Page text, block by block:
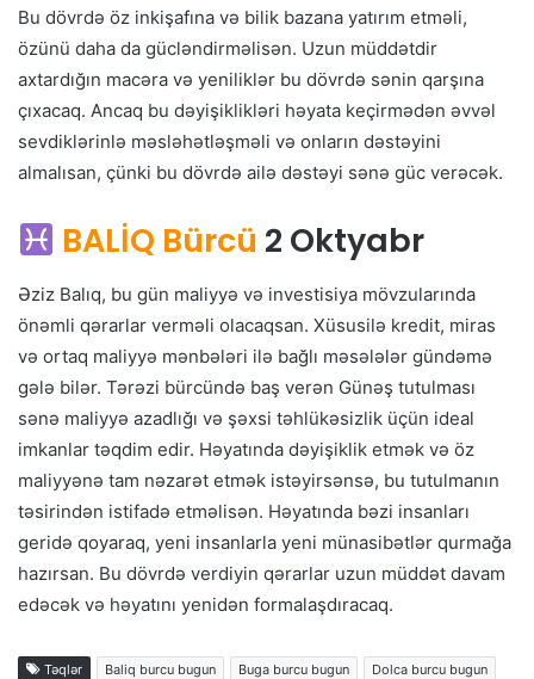
Bu dövrdə öz inkişafına və bilik bazana yatırım etməli,
özünü daha da gücləndirməlisən. Uzun müddətdir
axtardığın macəra və yeniliklər bu dövrdə sənin qarşına
çıxacaq. Ancaq bu dəyişiklikləri həyata keçirmədən əvvəl
sevdiklərinlə məsləhətləşməli və onların dəstəyini
almalısan, çünki bu dövrdə ailə dəstəyi sənə güc verəcək.
BALİQ Bürcü 2 Oktyabr
Əziz Balıq, bu gün maliyyə və investisiya mövzularında
önəmli qərarlar verməli olacaqsan. Xüsusilə kredit, miras
və ortaq maliyyə mənbələri ilə bağlı məsələlər gündəmə
gələ bilər. Tərəzi bürcündə baş verən Günəş tutulması
sənə maliyyə azadlığı və şəxsi təhlükəsizlik üçün ideal
imkanlar təqdim edir. Həyatında dəyişiklik etmək və öz
maliyyənə tam nəzarət etmək istəyirsənsə, bu tutulmanın
təsirindən istifadə etməlisən. Həyatında bəzi insanları
geridə qoyaraq, yeni insanlarla yeni münasibətlər qurmağa
hazırsan. Bu dövrdə verdiyin qərarlar uzun müddət davam
edəcək və həyatını yenidən formalaşdıracaq.
Təqlər Baliq burcu bugun Buga burcu bugun
Dolca burcu bugun